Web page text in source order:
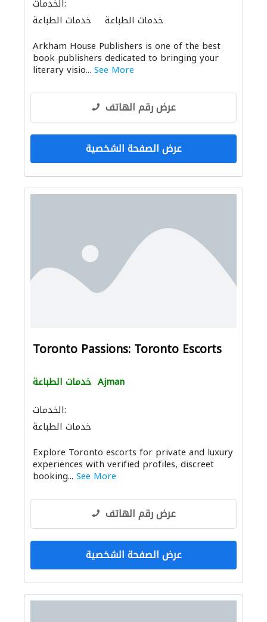
الخدمات:
خدمات الطباعة
خدمات الطباعة
Arkham House Publishers is one of the best
book publishers dedicated to bringing your
literary visio... See More
عرض رقم الهاتف
عرض الصفحة الشخصية
Toronto Passions: Toronto Escorts
خدمات الطباعة Ajman
الخدمات:
خدمات الطباعة
Explore Toronto escorts for private and luxury
experiences with verified profiles, discreet
booking... See More
عرض رقم الهاتف
عرض الصفحة الشخصية